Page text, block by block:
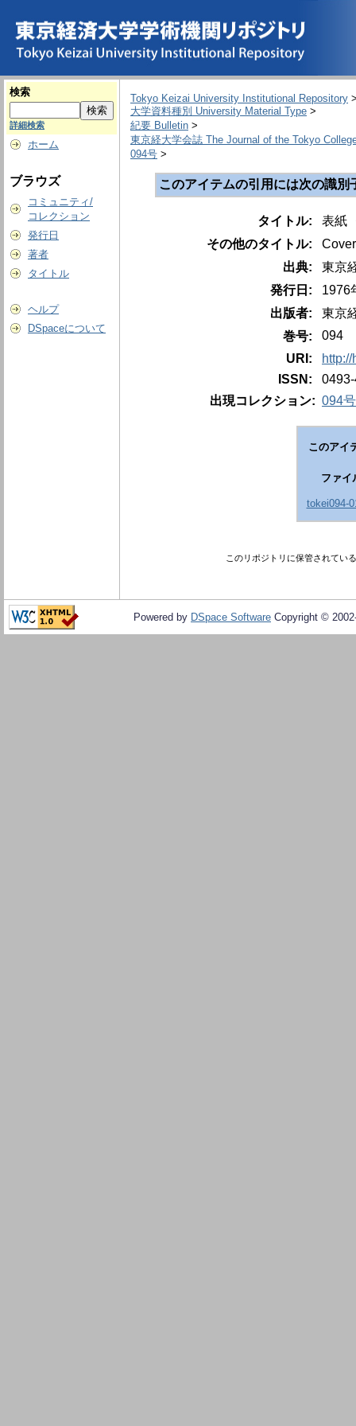
検索
詳細検索
ホーム
ブラウズ
コミュニティ/
コレクション
発行日
著者
タイトル
ヘルプ
DSpaceについて
Tokyo Keizai University Institutional Repository
大学資料種別 University Material Type >
紀要 Bulletin >
東京経大学会誌 The Journal of the Tokyo
094号 >
このアイテムの引用には次の識
タイトル:
表紙
その他のタイトル:
出典:
東京
発行日:
1976
出版者:
東京
巻号:
094
URI:
ISSN:
出現コレクション: 094号
このアイ
ファイ
tokei094-
このリポジトリに保管されてい
Powered by DSpace Software Copyright ©